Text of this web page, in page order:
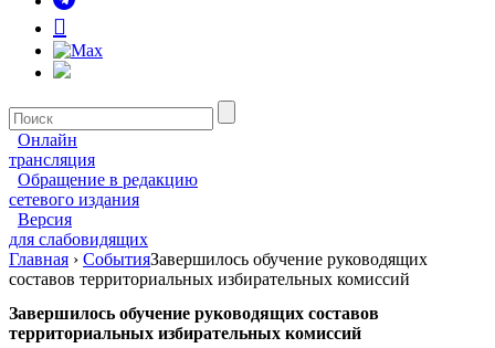
Онлайн
трансляция
Обращение в редакцию
сетевого издания
Версия
для слабовидящих
Главная › СобытияЗавершилось обучение руководящих
составов территориальных избирательных комиссий
Завершилось обучение руководящих составов
территориальных избирательных комиссий